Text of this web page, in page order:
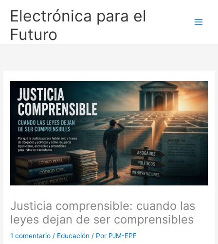
Electrónica para el
Futuro
Justicia comprensible: cuando las
leyes dejan de ser comprensibles
1 comentario / Educación / Por PJM-EPF